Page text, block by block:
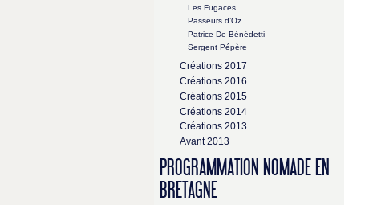
Les Fugaces
Passeurs d’Oz
Patrice De Bénédetti
Sergent Pépère
Créations 2017
Créations 2016
Créations 2015
Créations 2014
Créations 2013
Avant 2013
PROGRAMMATION NOMADE EN
BRETAGNE